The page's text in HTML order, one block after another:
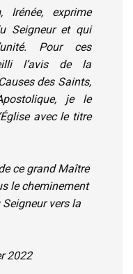
Irénée, exprime
Seigneur et qui
Pour ces
l’avis de la
des Saints,
je le
avec le titre
ce grand Maître
le cheminement
vers la
2022